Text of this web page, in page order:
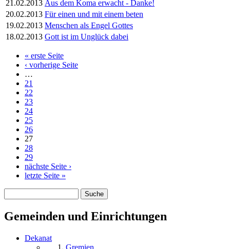
21.02.2013 Aus dem Koma erwacht - Danke!
20.02.2013 Für einen und mit einem beten
19.02.2013 Menschen als Engel Gottes
18.02.2013 Gott ist im Unglück dabei
Seiten« erste Seite
‹ vorherige Seite
…
21
22
23
24
25
26
27
28
29
nächste Seite ›
letzte Seite »
Gemeinden und Einrichtungen
Dekanat